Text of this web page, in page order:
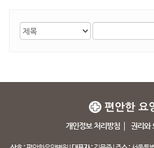
게
시
색
검
색
색
개인정보 처리방침 권리와